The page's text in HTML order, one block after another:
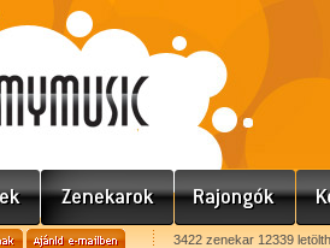
3422 zenekar 12339